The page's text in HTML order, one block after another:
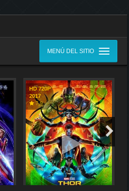
MENÚ DEL SITIO
HD 720P
2017
7,9